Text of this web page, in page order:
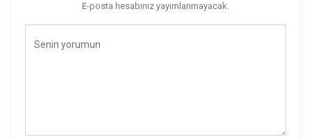
E-posta hesabınız yayımlanmayacak.